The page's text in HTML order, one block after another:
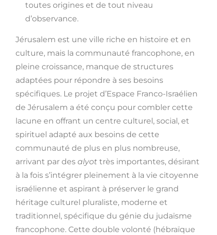
toutes origines et de tout niveau
d’observance.
Jérusalem est une ville riche en histoire et en
culture, mais la communauté francophone, en
pleine croissance, manque de structures
adaptées pour répondre à ses besoins
spécifiques. Le projet d’Espace Franco-Israélien
de Jérusalem a été conçu pour combler cette
lacune en offrant un centre culturel, social, et
spirituel adapté aux besoins de cette
communauté de plus en plus nombreuse,
arrivant par desalyot très importantes, désirant
à la fois s’intégrer pleinement à la vie citoyenne
israélienne et aspirant à préserver le grand
héritage culturel pluraliste, moderne et
traditionnel, spécifique du génie du judaïsme
francophone. Cette double volonté (hébraïque